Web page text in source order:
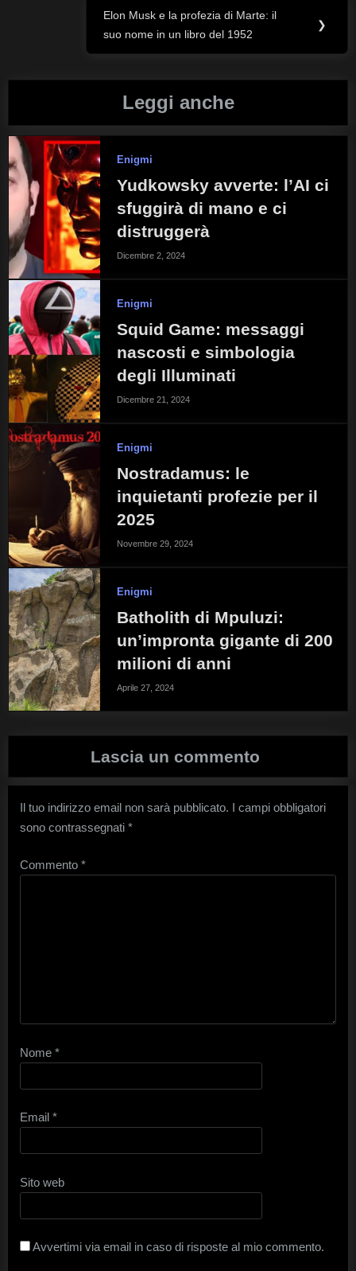
Next
Post:
Elon Musk e la profezia di Marte: il
suo nome in un libro del 1952
❯
Leggi anche
Enigmi
Yudkowsky avverte: l’AI ci
sfuggirà di mano e ci
distruggerà
Dicembre 2, 2024
Enigmi
Squid Game: messaggi
nascosti e simbologia
degli Illuminati
Dicembre 21, 2024
Enigmi
Nostradamus: le
inquietanti profezie per il
2025
Novembre 29, 2024
Enigmi
Batholith di Mpuluzi:
un’impronta gigante di 200
milioni di anni
Aprile 27, 2024
Lascia un commento
Il tuo indirizzo email non sarà pubblicato. I campi obbligatori
sono contrassegnati *
Commento *
Nome *
Email *
Sito web
Avvertimi via email in caso di risposte al mio commento.